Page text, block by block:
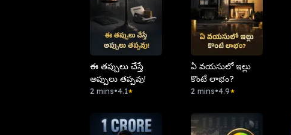
ఈ తప్పులు చేస్తే
అప్పులు తప్పవు!
2 mins•4.1★
ఏ వయసులో ఇల్లు
కొంటే లాభం?
2 mins•4.9★